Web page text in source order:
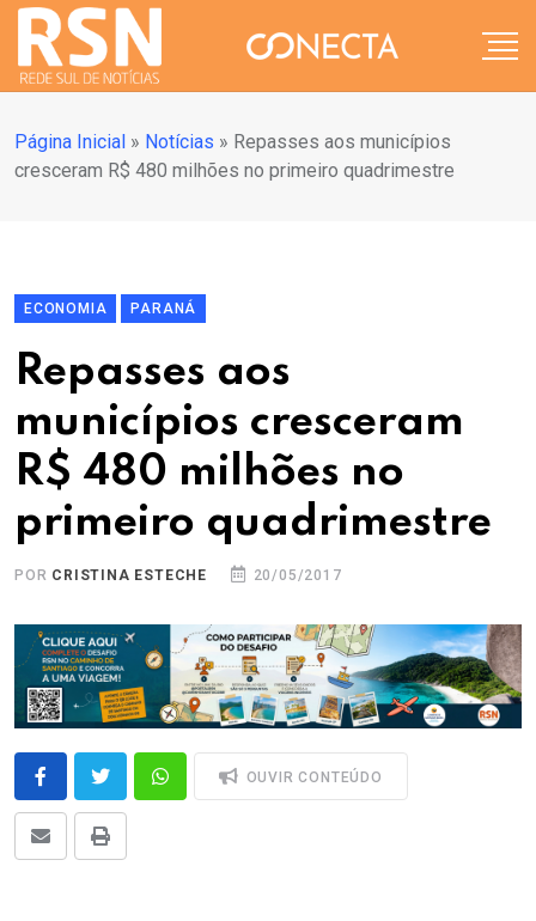
Página Inicial » Notícias » Repasses aos municípios
cresceram R$ 480 milhões no primeiro quadrimestre
ECONOMIA PARANÁ
Repasses aos
municípios cresceram
R$ 480 milhões no
primeiro quadrimestre
POR CRISTINA ESTECHE 20/05/2017
OUVIR CONTEÚDO